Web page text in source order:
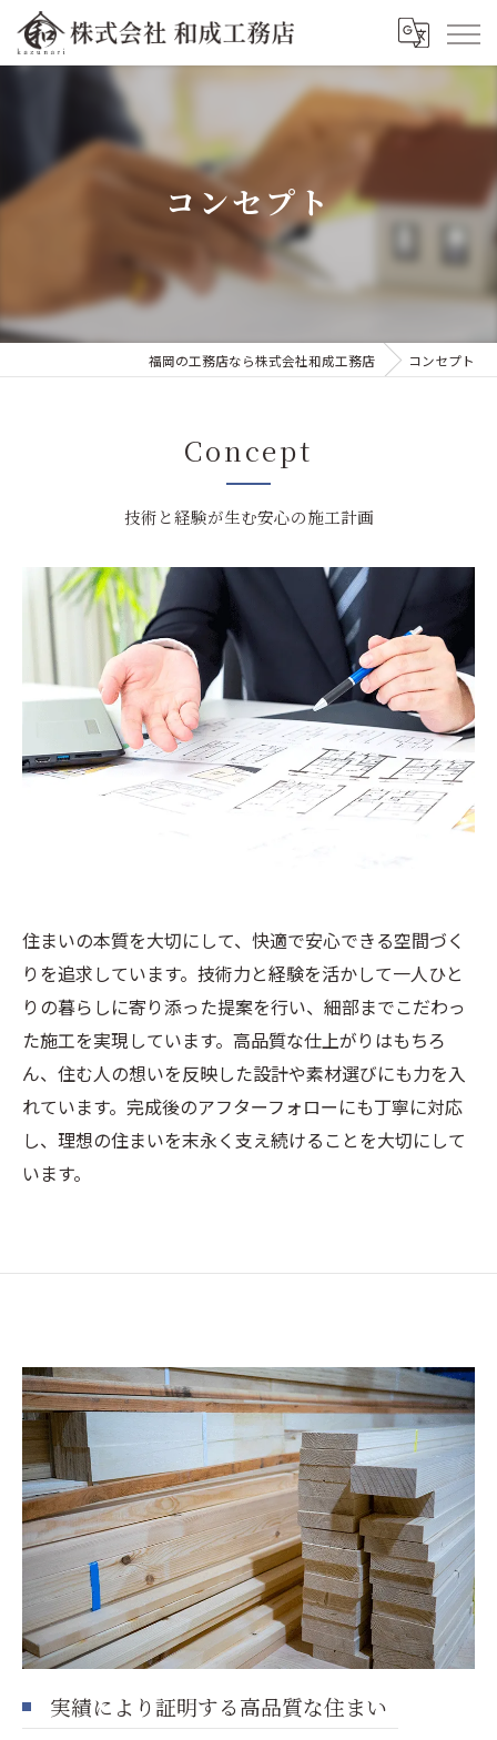
コンセプト
福岡の工務店なら株式会社和成工務店 コンセプト
技術と経験が生む安心の施工計画
Concept
住まいの本質を大切にして、快適で安心できる空間づく
りを追求しています。技術力と経験を活かして一人ひと
りの暮らしに寄り添った提案を行い、細部までこだわっ
た施工を実現しています。高品質な仕上がりはもちろ
ん、住む人の想いを反映した設計や素材選びにも力を入
れています。完成後のアフターフォローにも丁寧に対応
し、理想の住まいを末永く支え続けることを大切にして
います。
実績により証明する高品質な住まい